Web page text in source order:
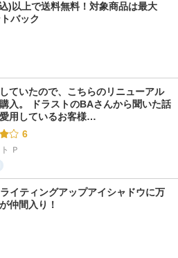
)以上で送料無料！対象商品は最大
バック
ていたので、こちらのリニューアル
入。 ドラストのBAさんから聞いた話
愛用しているお客様…
6
Ｐ
イティングアップアイシャドウに万
仲間入り！